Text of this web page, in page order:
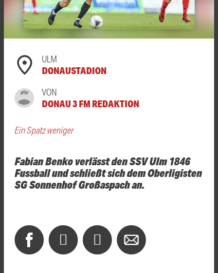
ULM
DONAUSTADION
VON
DONAU 3 FM REDAKTION
Ein Spatz weniger
Fabian Benko verlässt den SSV Ulm 1846
Fussball und schließt sich dem Oberligisten
SG Sonnenhof Großaspach an.